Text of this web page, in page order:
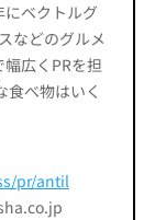
にベクトルグ
などのグルメ
広くPRを担
食べ物はいく
pr/antil